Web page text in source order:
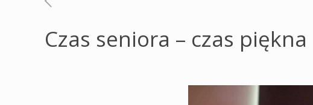
Czas seniora – czas piękna